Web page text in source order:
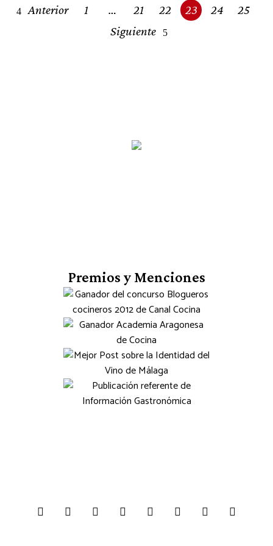
Bruxelles 2012’
Posts
Anterior 1 … 21 22 23 24
25
Siguiente
Premios y Menciones